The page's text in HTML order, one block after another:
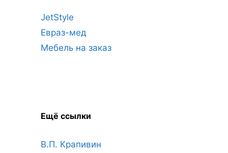
JetStyle
Евраз-мед
Мебель на заказ
Ещё ссылки
В.П. Крапивин